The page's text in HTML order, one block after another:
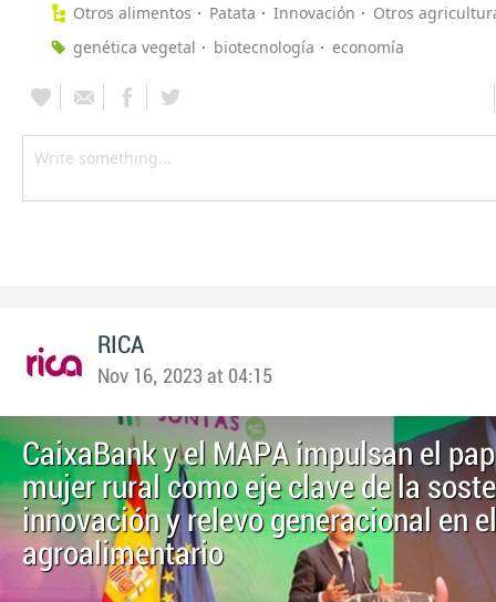
Otros alimentos Patata Innovación
Otros
genética vegetal
biotecnología economía
RICA
Nov 16, 2023 at 04:15
CaixaBank y el MAPA impulsan el
mujer rural como eje clave de la
innovación y relevo generacional en
agroalimentario